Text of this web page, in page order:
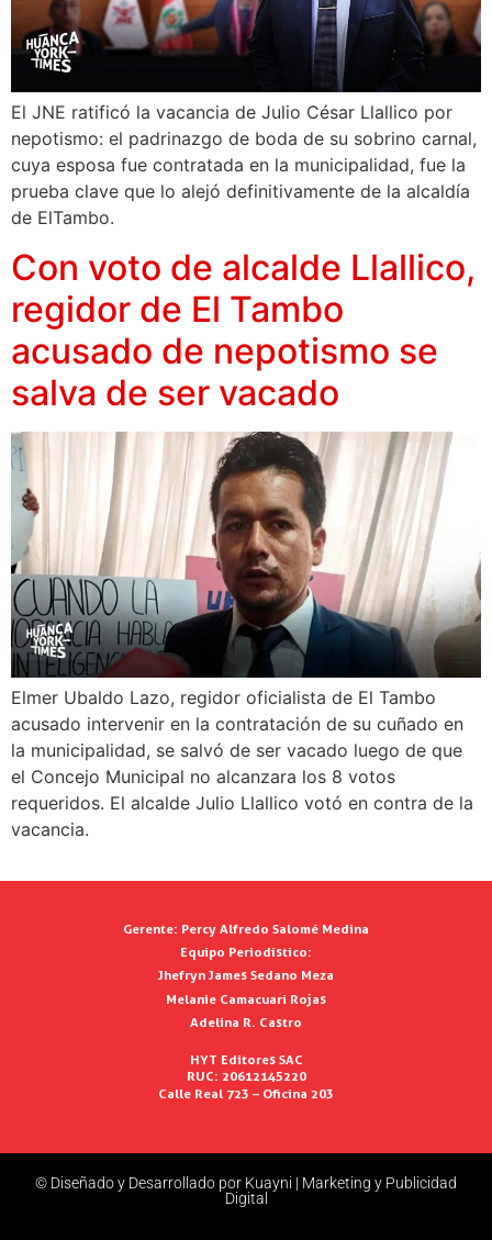
El JNE ratificó la vacancia de Julio César Llallico por
nepotismo: el padrinazgo de boda de su sobrino carnal,
cuya esposa fue contratada en la municipalidad, fue la
prueba clave que lo alejó definitivamente de la alcaldía
de ElTambo.
Con voto de alcalde Llallico,
regidor de El Tambo
acusado de nepotismo se
salva de ser vacado
Elmer Ubaldo Lazo, regidor oficialista de El Tambo
acusado intervenir en la contratación de su cuñado en
la municipalidad, se salvó de ser vacado luego de que
el Concejo Municipal no alcanzara los 8 votos
requeridos. El alcalde Julio Llallico votó en contra de la
vacancia.
Gerente: Percy Alfredo Salomé Medina
Equipo Periodístico:
Jhefryn James Sedano Meza
Melanie Camacuari Rojas
Adelina R. Castro
HYT Editores SAC
RUC: 20612145220
Calle Real 723 – Oficina 203
© Diseñado y Desarrollado por Kuayni | Marketing y Publicidad
Digital